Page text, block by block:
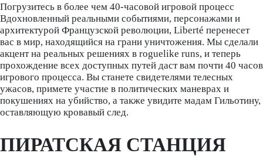
Погрузитесь в более чем 40-часовой игровой процесс
Вдохновленный реальными событиями, персонажами и
архитектурой Французской революции, Liberté перенесет
вас в мир, находящийся на грани уничтожения. Мы сделали
акцент на реальных решениях в roguelike runs, и теперь
прохождение всех доступных путей даст вам почти 40 часов
игрового процесса. Вы станете свидетелями телесных
ужасов, примете участие в политических маневрах и
покушениях на убийство, а также увидите мадам Гильотину,
оставляющую кровавый след.
ПИРАТСКАЯ СТАНЦИЯ